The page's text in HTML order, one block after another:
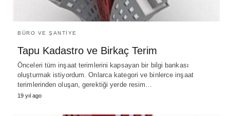
BÜRO VE ŞANTIYE
Tapu Kadastro ve Birkaç Terim
Önceleri tüm inşaat terimlerini kapsayan bir bilgi bankası
oluşturmak istiyordum. Onlarca kategori ve binlerce inşaat
terimlerinden oluşan, gerektiği yerde resim…
19 yıl ago